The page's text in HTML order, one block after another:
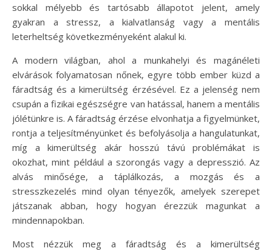
sokkal mélyebb és tartósabb állapotot jelent, amely
gyakran a stressz, a kialvatlanság vagy a mentális
leterheltség következményeként alakul ki.
A modern világban, ahol a munkahelyi és magánéleti
elvárások folyamatosan nőnek, egyre több ember küzd a
fáradtság és a kimerültség érzésével. Ez a jelenség nem
csupán a fizikai egészségre van hatással, hanem a mentális
jólétünkre is. A fáradtság érzése elvonhatja a figyelmünket,
rontja a teljesítményünket és befolyásolja a hangulatunkat,
míg a kimerültség akár hosszú távú problémákat is
okozhat, mint például a szorongás vagy a depresszió. Az
alvás minősége, a táplálkozás, a mozgás és a
stresszkezelés mind olyan tényezők, amelyek szerepet
játszanak abban, hogy hogyan érezzük magunkat a
mindennapokban.
Most nézzük meg a fáradtság és a kimerültség